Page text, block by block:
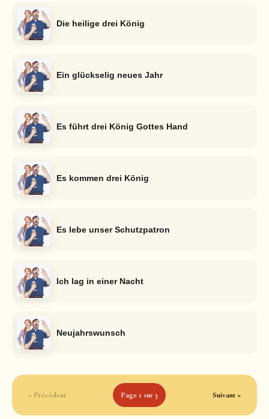
Die heilige drei König
Ein glückselig neues Jahr
Es führt drei König Gottes Hand
Es kommen drei König
Es lebe unser Schutzpatron
Ich lag in einer Nacht
Neujahrswunsch
« Précédent Page 1 sur 3 Suivant »